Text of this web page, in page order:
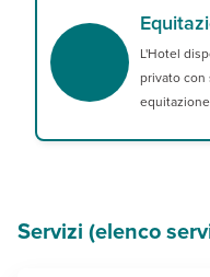
L'Hotel
privato
Servizi (elenco